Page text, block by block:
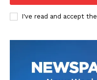
I've read and accept the